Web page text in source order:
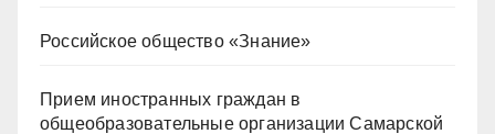
Российское общество «Знание»
Прием иностранных граждан в
общеобразовательные организации Самарской